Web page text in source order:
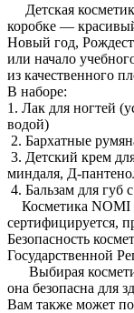
Детская
коробке —
Новый год,
или начало
из качественного
В наборе:
1. Лак для ногтей
водой)
2. Бархатные
3. Детский крем
миндаля, Д-
4. Бальзам для губ
Косметика NOMI
сертифицируется,
Безопасность
Государственной
Выбирая
она безопасна для
Вам также может